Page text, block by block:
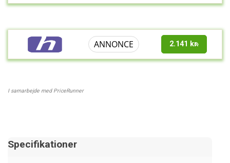
ANNONCE 2.141 kr.
I samarbejde med PriceRunner
Specifikationer